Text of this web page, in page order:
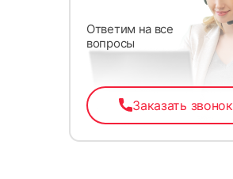
Ответим на все
вопросы
Заказать звонок